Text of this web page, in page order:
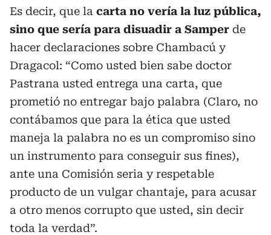
Es decir, que la carta no vería la luz pública,
sino que sería para disuadir a Samper de
hacer declaraciones sobre Chambacú y
Dragacol: “Como usted bien sabe doctor
Pastrana usted entrega una carta, que
prometió no entregar bajo palabra (Claro, no
contábamos que para la ética que usted
maneja la palabra no es un compromiso sino
un instrumento para conseguir sus fines),
ante una Comisión seria y respetable
producto de un vulgar chantaje, para acusar
a otro menos corrupto que usted, sin decir
toda la verdad”.